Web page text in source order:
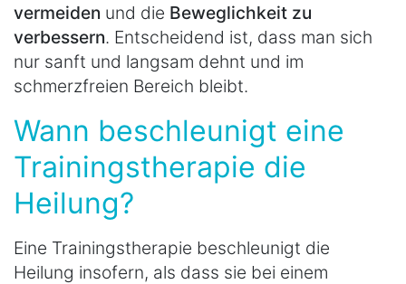
vermeiden und die Beweglichkeit zu
verbessern. Entscheidend ist, dass man sich
nur sanft und langsam dehnt und im
schmerzfreien Bereich bleibt.
Wann beschleunigt eine
Trainingstherapie die
Heilung?
Eine Trainingstherapie beschleunigt die
Heilung insofern, als dass sie bei einem